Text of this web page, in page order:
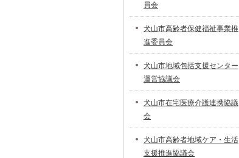
員会
犬山市高齢者保健福祉事業推
進委員会
犬山市地域包括支援センター
運営協議会
犬山市在宅医療介護連携協議
会
犬山市高齢者地域ケア・生活
支援推進協議会